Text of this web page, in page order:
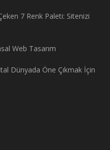
7 Renk Paleti: Sitenizi
Web Tasarım
Dünyada Öne Çıkmak İçin